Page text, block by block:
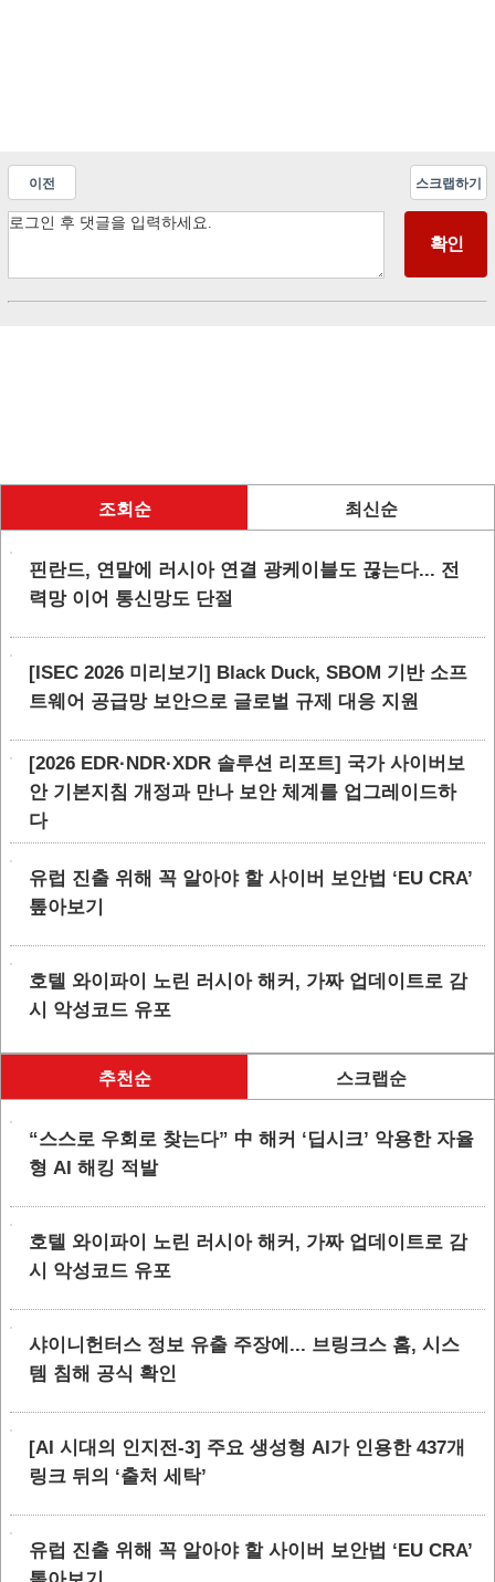
이전 스크랩하기
조회순 최신순
핀란드, 연말에 러시아 연결 광케이블도 끊는다... 전
력망 이어 통신망도 단절
[ISEC 2026 미리보기] Black Duck, SBOM 기반 소프
트웨어 공급망 보안으로 글로벌 규제 대응 지원
[2026 EDR·NDR·XDR 솔루션 리포트] 국가 사이버보
안 기본지침 개정과 만나 보안 체계를 업그레이드하
다
유럽 진출 위해 꼭 알아야 할 사이버 보안법 ‘EU CRA’
톺아보기
호텔 와이파이 노린 러시아 해커, 가짜 업데이트로 감
시 악성코드 유포
추천순 스크랩순
“스스로 우회로 찾는다” 中 해커 ‘딥시크’ 악용한 자율
형 AI 해킹 적발
호텔 와이파이 노린 러시아 해커, 가짜 업데이트로 감
시 악성코드 유포
샤이니헌터스 정보 유출 주장에... 브링크스 홈, 시스
템 침해 공식 확인
[AI 시대의 인지전-3] 주요 생성형 AI가 인용한 437개
링크 뒤의 ‘출처 세탁’
유럽 진출 위해 꼭 알아야 할 사이버 보안법 ‘EU CRA’